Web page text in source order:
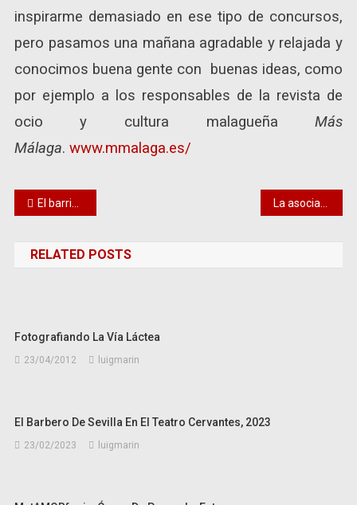
inspirarme demasiado en ese tipo de concursos,
pero pasamos una mañana agradable y relajada y
conocimos buena gente con buenas ideas, como
por ejemplo a los responsables de la revista de
ocio y cultura malagueña Más
Málaga. www.mmalaga.es/
Navegación
entradas
El barrio de Picasso se reinventa
RELATED POSTS
Fotografiando La Vía Láctea
23/04/2012 luigmarin
El Barbero De Sevilla En El Teatro Cervantes, 2023
23/02/2023 luigmarin